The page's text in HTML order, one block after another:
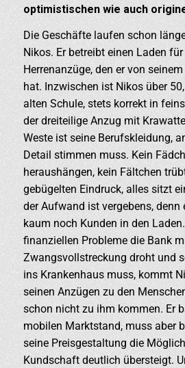
optimistischen wie auch
Die Geschäfte laufen schon
Nikos. Er betreibt einen Laden
Herrenanzüge, den er von
hat. Inzwischen ist Nikos über
alten Schule, stets korrekt in
der dreiteilige Anzug mit
Weste ist seine Berufskleidung,
Detail stimmen muss. Kein
heraushängen, kein Fältchen
gebügelten Eindruck, alles sitzt
der Aufwand ist vergebens, denn
kaum noch Kunden in den
finanziellen Probleme die Bank
Zwangsvollstreckung droht und
ins Krankenhaus muss, kommt
seinen Anzügen zu den
schon nicht zu ihm kommen. Er
mobilen Marktstand, muss aber
seine Preisgestaltung die
Kundschaft deutlich übersteigt.